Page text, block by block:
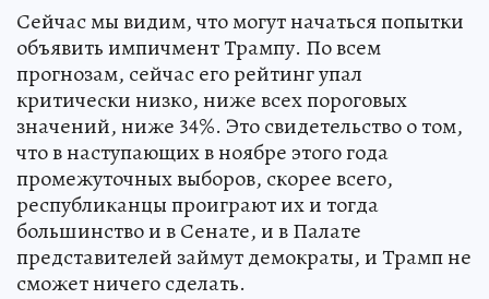
Сейчас мы видим, что могут начаться попытки
объявить импичмент Трампу. По всем
прогнозам, сейчас его рейтинг упал
критически низко, ниже всех пороговых
значений, ниже 34%. Это свидетельство о том,
что в наступающих в ноябре этого года
промежуточных выборов, скорее всего,
республиканцы проиграют их и тогда
большинство и в Сенате, и в Палате
представителей займут демократы, и Трамп не
сможет ничего сделать.